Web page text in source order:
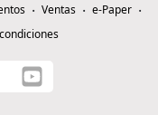
Ventas
e-Paper